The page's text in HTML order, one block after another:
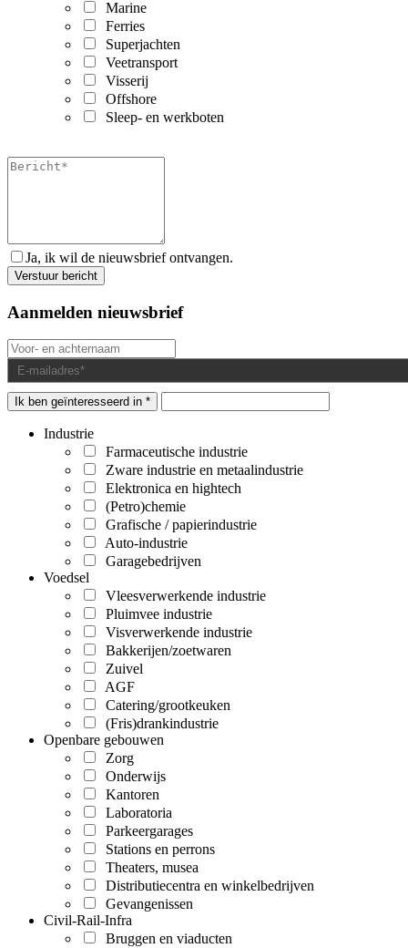
Marine
Ferries
Superjachten
Veetransport
Visserij
Offshore
Sleep- en werkboten
Ja, ik wil de nieuwsbrief ontvangen.
Aanmelden nieuwsbrief
Ik ben geïnteresseerd in *
Industrie
Farmaceutische industrie
Zware industrie en metaalindustrie
Elektronica en hightech
(Petro)chemie
Grafische / papierindustrie
Auto-industrie
Garagebedrijven
Voedsel
Vleesverwerkende industrie
Pluimvee industrie
Visverwerkende industrie
Bakkerijen/zoetwaren
Zuivel
AGF
Catering/grootkeuken
(Fris)drankindustrie
Openbare gebouwen
Zorg
Onderwijs
Kantoren
Laboratoria
Parkeergarages
Stations en perrons
Theaters, musea
Distributiecentra en winkelbedrijven
Gevangenissen
Civil-Rail-Infra
Bruggen en viaducten